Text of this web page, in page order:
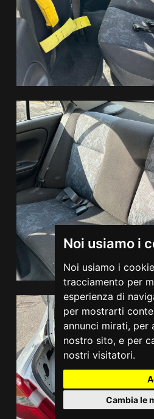
Noi usiamo i
Noi usiamo i
tracciamento per
esperienza di
per mostrarti
annunci mirati, per
nostro sito, e per
nostri visitatori.
Cambia le